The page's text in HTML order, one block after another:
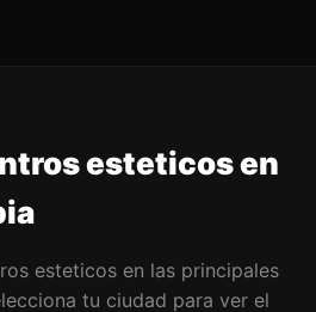
esteticos en
esteticos en las principales
tu ciudad para ver el